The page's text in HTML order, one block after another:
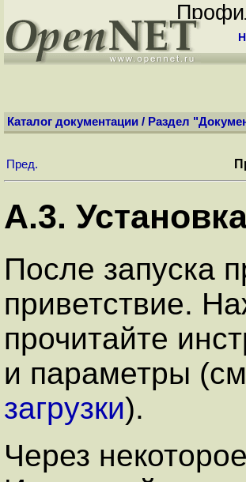
Каталог документации / Раздел
Пред.
A.3.
После запуска
приветствие.
прочитайте
и параметры
загрузки).
Через